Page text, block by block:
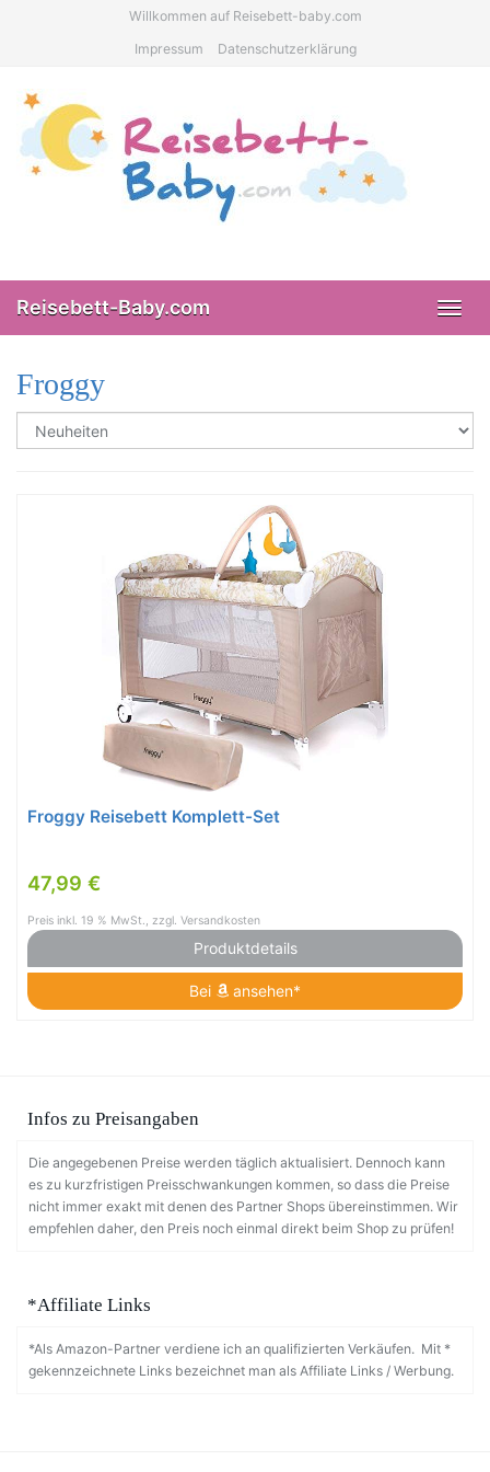
Willkommen auf Reisebett-baby.com
Impressum
Datenschutzerklärung
Reisebett-Baby.com
Froggy
Froggy Reisebett Komplett-Set
47,99 €
Preis inkl. 19 % MwSt., zzgl. Versandkosten
Produktdetails
Bei ansehen*
Infos zu Preisangaben
Die angegebenen Preise werden täglich aktualisiert. Dennoch kann
es zu kurzfristigen Preisschwankungen kommen, so dass die Preise
nicht immer exakt mit denen des Partner Shops übereinstimmen. Wir
empfehlen daher, den Preis noch einmal direkt beim Shop zu prüfen!
*Affiliate Links
*Als Amazon-Partner verdiene ich an qualifizierten Verkäufen. Mit *
gekennzeichnete Links bezeichnet man als Affiliate Links / Werbung.